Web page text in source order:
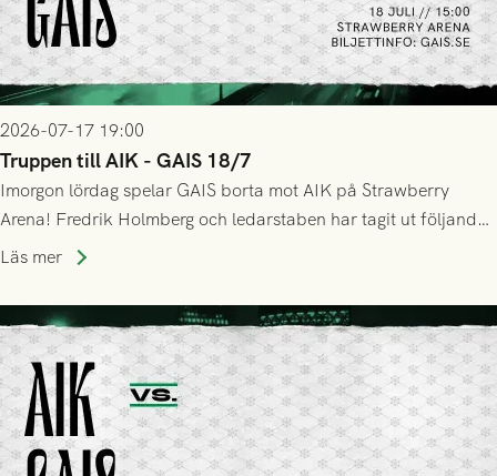
2026-07-17 19:00
Truppen till AIK - GAIS 18/7
Imorgon lördag spelar GAIS borta mot AIK på Strawberry
Arena! Fredrik Holmberg och ledarstaben har tagit ut följande
trupp till matchen:
Läs mer